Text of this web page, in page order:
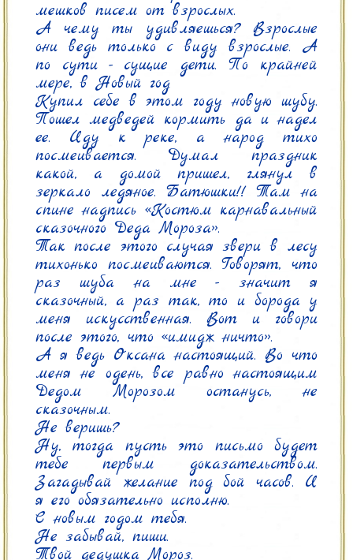
мешков писем от взрослых.
А чему ты удивляешься? Взрослые
они ведь только с виду взрослые. А
по сути - сущие дети. По крайней
мере, в Новый год
Купил себе в этом году новую шубу.
Пошел медведей кормить да и надел
ее. Иду к реке, а народ тихо
посмеивается. Думал праздник
какой, а домой пришел, глянул в
зеркало ледяное. Батюшки!! Там на
спине надпись «Костюм карнавальный
сказочного Деда Мороза».
Так после этого случая звери в лесу
тихонько посмеиваются. Говорят, что
раз шуба на мне - значит я
сказочный, а раз так, то и борода у
меня искусственная. Вот и говори
после этого, что «имидж ничто».
А я ведь Оксана настоящий. Во что
меня не одень, все равно настоящим
Дедом Морозом останусь, не
сказочным.
Не веришь?
Ну, тогда пусть это письмо будет
тебе первым доказательством.
Загадывай желание под бой часов. И
я его обязательно исполню.
С новым годом тебя.
Не забывай, пиши.
Твой дедушка Мороз.